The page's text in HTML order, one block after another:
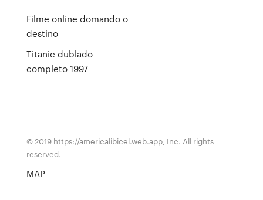
Filme online domando o
destino
Titanic dublado
completo 1997
© 2019 https://americalibicel.web.app, Inc. All rights
reserved.
MAP